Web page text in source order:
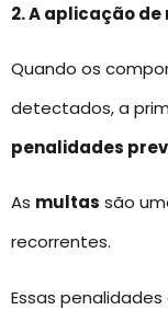
2. A aplicação
Quando os
detectados, a
penalidades
As multas são
recorrentes.
Essas